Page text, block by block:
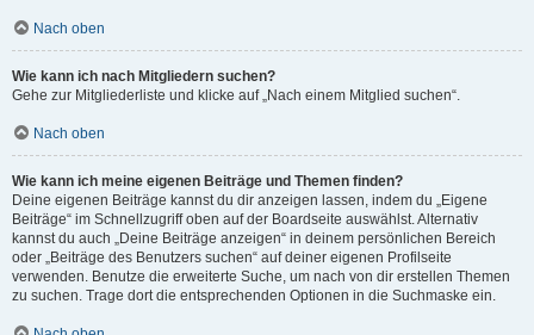
Nach oben
Wie kann ich nach Mitgliedern suchen?
Gehe zur Mitgliederliste und klicke auf „Nach einem Mitglied suchen“.
Nach oben
Wie kann ich meine eigenen Beiträge und Themen finden?
Deine eigenen Beiträge kannst du dir anzeigen lassen, indem du „Eigene
Beiträge“ im Schnellzugriff oben auf der Boardseite auswählst. Alternativ
kannst du auch „Deine Beiträge anzeigen“ in deinem persönlichen Bereich
oder „Beiträge des Benutzers suchen“ auf deiner eigenen Profilseite
verwenden. Benutze die erweiterte Suche, um nach von dir erstellen Themen
zu suchen. Trage dort die entsprechenden Optionen in die Suchmaske ein.